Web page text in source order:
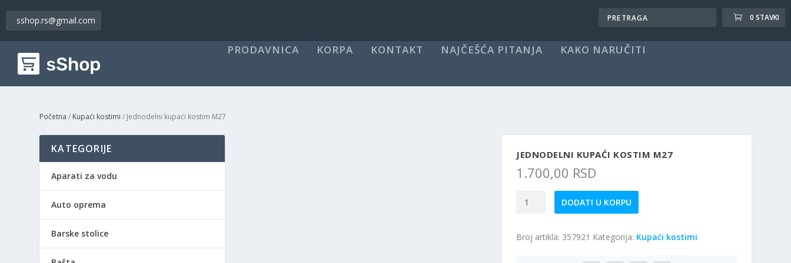
sshop.rs@gmail.com 0 STAVKI
PRODAVNICA KORPA KONTAKT NAJČEŠĆA PITANJA KAKO NARUČITI
Početna / Kupaći kostimi / Jednodelni kupaći kostim M27
JEDNODELNI KUPAĆI KOSTIM M27
1.700,00 RSD
M27
DODATI U KORPU
Broj artikla: 357921 Kategorija: Kupaći kostimi
KATEGORIJE
Aparati za vodu
Auto oprema
Barske stolice